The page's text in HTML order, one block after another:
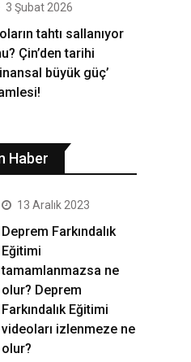
3 Şubat 2026
tahtı sallanıyor
Çin’den tarihi
büyük güç’
Haber
13 Aralık 2023
Deprem Farkındalık
Eğitimi
tamamlanmazsa ne
olur? Deprem
Farkındalık Eğitimi
videoları izlenmeze ne
olur?